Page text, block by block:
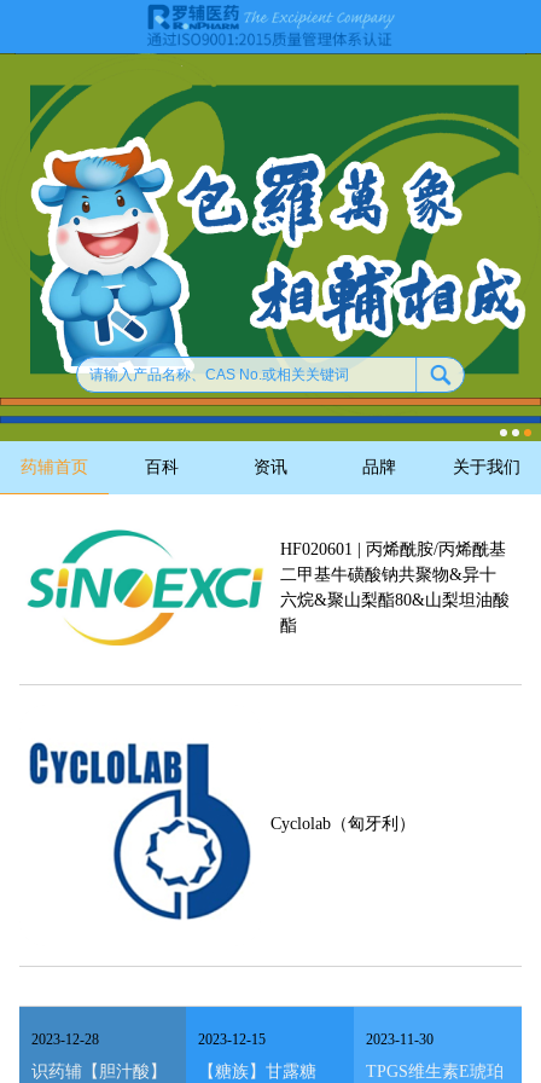
药辅首页 百科 资讯 品牌 关于我们
HF020601 | 丙烯酰胺/丙烯酰基
二甲基牛磺酸钠共聚物&异十
六烷&聚山梨酯80&山梨坦油酸
酯
Cyclolab（匈牙利）
识药辅【胆汁酸】
2023-12-28
【糖族】甘露糖
2023-12-15
TPGS维生素E琥珀
2023-11-30